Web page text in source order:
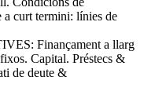
a curt termini: línies de
Finançament a llarg
Capital. Préstecs &
de deute &